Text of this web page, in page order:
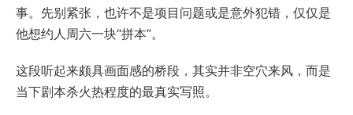
事。先别紧张，也许不是项目问题或是意外犯错，仅仅是
他想约人周六一块“拼本”。
这段听起来颇具画面感的桥段，其实并非空穴来风，而是
当下剧本杀火热程度的最真实写照。